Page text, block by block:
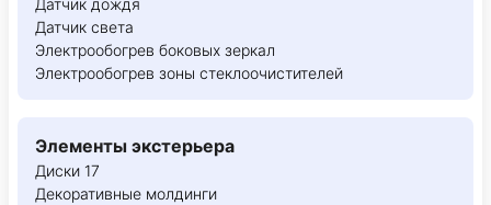
Датчик дождя
Датчик света
Электрообогрев боковых зеркал
Электрообогрев зоны стеклоочистителей
Элементы экстерьера
Диски 17
Декоративные молдинги